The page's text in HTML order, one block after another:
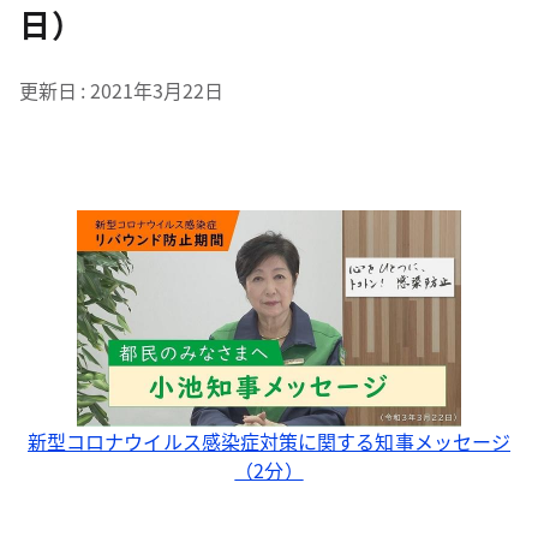
日）
更新日 2021年3月22日
新型コロナウイルス感染症対策に関する知事メッセージ
（2分）